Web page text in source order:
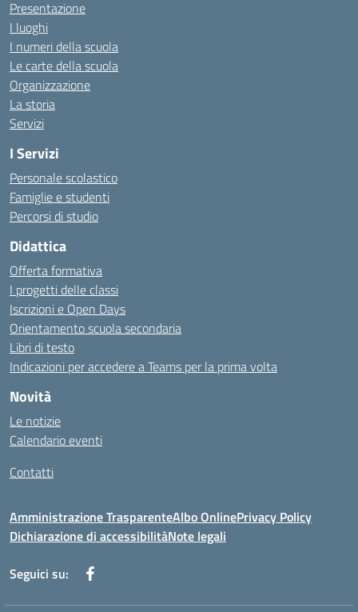
Presentazione
I luoghi
I numeri della scuola
Le carte della scuola
Organizzazione
La storia
Servizi
I Servizi
Personale scolastico
Famiglie e studenti
Percorsi di studio
Didattica
Offerta formativa
I progetti delle classi
Iscrizioni e Open Days
Orientamento scuola secondaria
Libri di testo
Indicazioni per accedere a Teams per la prima volta
Novità
Le notizie
Calendario eventi
Contatti
Amministrazione TrasparenteAlbo OnlinePrivacy Policy
Dichiarazione di accessibilitàNote legali
Seguici su: